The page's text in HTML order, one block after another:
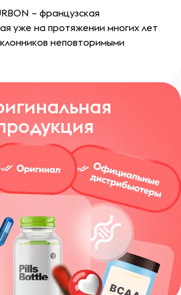
– французская
уже на протяжении многих лет
неповторимыми
композициями.
бренд стал одним из самых
в индустрии парфюмерии.